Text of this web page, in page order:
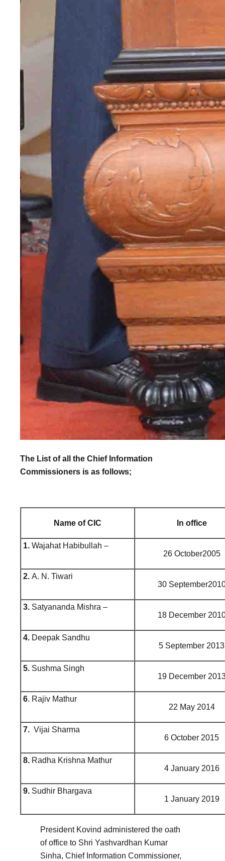
The List of all the Chief Information
Commissioners is as follows;
Name of CIC In office
1. Wajahat Habibullah –
26 October2005
2. A. N. Tiwari
30
3. Satyananda Mishra –
18 December
4. Deepak Sandhu
5 September 2013
5. Sushma Singh
19 December
6. Rajiv Mathur
22 May 2014
7. Vijai Sharma
6 October 2015
8. Radha Krishna Mathur
4 January 2016
9. Sudhir Bhargava
1 January 2019
President Kovind administered the oath
of office to Shri Yashvardhan Kumar
Sinha, Chief Information Commissioner,